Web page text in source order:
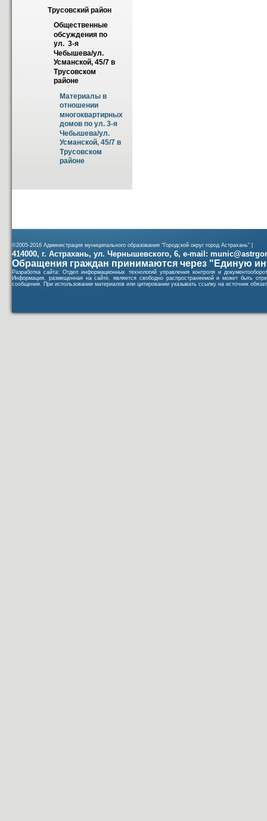
Трусовский район
Общественные
обсуждения по
ул.  3-я
Чебышева/ул.
Усманской, 45/7 в
Трусовском
районе
Материалы в
отношении
многоквартирных
домов по ул. 3-я
Чебышева/ул.
Усманской, 45/7 в
Трусовском
районе
©2005-2016 Администрация муниципального образования "Городской округ город Астрахань" |
414000, г. Астрахань, ул. Чернышевского, 6, e-mail:
Обращения граждан принимаются через "Единую
Разработка сайта: Отдел информационных технологий управления контроля и
Информация, размещенная на сайте, является свободно распространяемой и может быть
сообщения. При использовании материалов или цитировании указывать ссылку на источник